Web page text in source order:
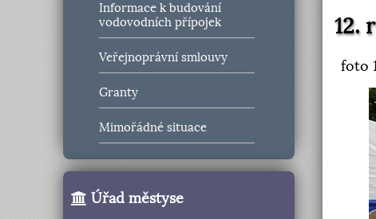
Informace k budování
vodovodních přípojek
Veřejnoprávní smlouvy
Granty
Mimořádné situace
Úřad městyse
12.
foto